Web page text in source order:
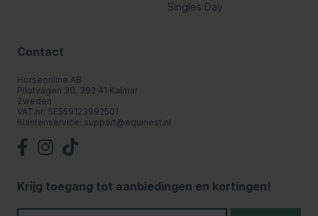
Singles Day
Contact
Horseonline AB
Pilotvägen 30, 392 41 Kalmar
Zweden
VAT.nr: SE559123992501
Klantenservice: support@equinest.nl
Krijg toegang tot aanbiedingen en kortingen!